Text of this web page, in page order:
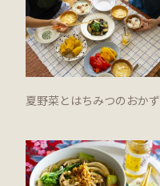
夏野菜とはちみつのおかず